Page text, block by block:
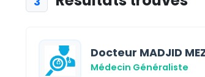
Docteur MADJID
Médecin Généraliste